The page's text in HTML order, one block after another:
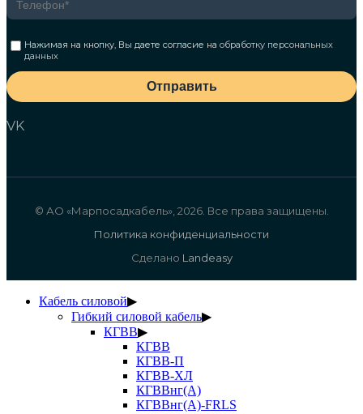
Нажимая на кнопку, Вы даете согласие наобработку персональных
данных
Отправить
VK
© АО «Марпосадкабель», 2026. Все права защищены.
Политика конфиденциальности
Сделано Landeasy
Кабель силовой▶
Гибкий силовой кабель▶
КГВВ▶
КГВВ
КГВВ-П
КГВВ-ХЛ
КГВВнг(А)
КГВВнг(А)-FRLS